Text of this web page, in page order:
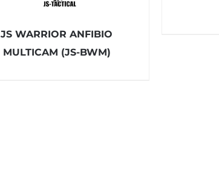
JS WARRIOR ANFIBIO
MULTICAM (JS-BWM)